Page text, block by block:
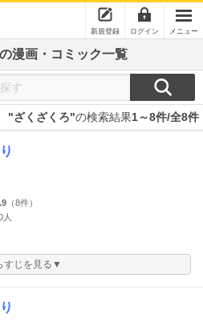
新規登録 ログイン メニュー
の漫画・コミック一覧
"ざくざくろ"の検索結果1～8件/全8件
（8件）
人
すじを見る▼